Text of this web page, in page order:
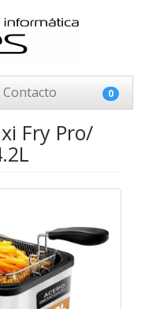
Contacto 0
Fry Pro/